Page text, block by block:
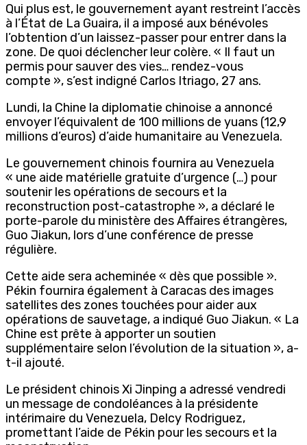
Qui plus est, le gouvernement ayant restreint l’accès
à l’État de La Guaira, il a imposé aux bénévoles
l’obtention d’un laissez-passer pour entrer dans la
zone. De quoi déclencher leur colère. « Il faut un
permis pour sauver des vies… rendez-vous
compte », s’est indigné Carlos Itriago, 27 ans.
Lundi, la Chine la diplomatie chinoise a annoncé
envoyer l’équivalent de 100 millions de yuans (12,9
millions d’euros) d’aide humanitaire au Venezuela.
Le gouvernement chinois fournira au Venezuela
« une aide matérielle gratuite d’urgence (…) pour
soutenir les opérations de secours et la
reconstruction post-catastrophe », a déclaré le
porte-parole du ministère des Affaires étrangères,
Guo Jiakun, lors d’une conférence de presse
régulière.
Cette aide sera acheminée « dès que possible ».
Pékin fournira également à Caracas des images
satellites des zones touchées pour aider aux
opérations de sauvetage, a indiqué Guo Jiakun. « La
Chine est prête à apporter un soutien
supplémentaire selon l’évolution de la situation », a-
t-il ajouté.
Le président chinois Xi Jinping a adressé vendredi
un message de condoléances à la présidente
intérimaire du Venezuela, Delcy Rodriguez,
promettant l’aide de Pékin pour les secours et la